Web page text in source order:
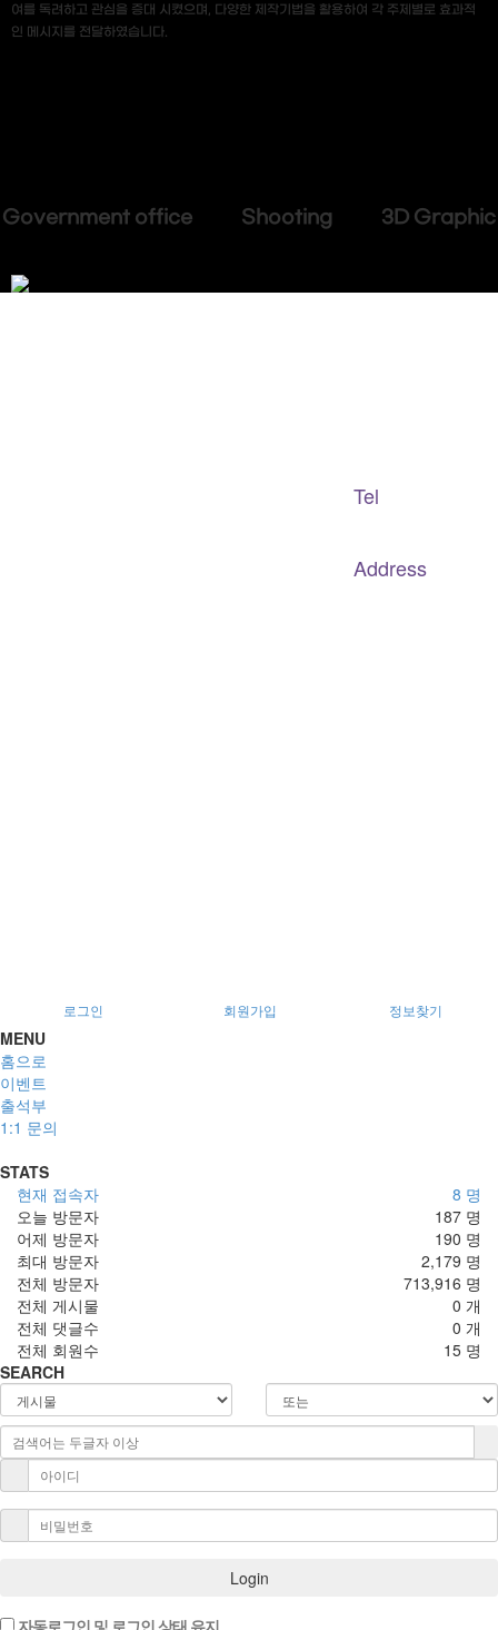
여를 독려하고 관심을 증대 시켰으며, 다양한 제작기법을 활용하여 각 주제별로 효과적
인 메시지를 전달하였습니다.
Government office Shooting 3D Graphic
Tel
Address
로그인 회원가입 정보찾기
MENU
홈으로
이벤트
출석부
1:1 문의
STATS
8 명
현재 접속자
187 명
오늘 방문자
190 명
어제 방문자
2,179 명
최대 방문자
713,916 명
전체 방문자
0 개
전체 게시물
0 개
전체 댓글수
15 명
전체 회원수
SEARCH
Login
자동로그인 및 로그인 상태 유지